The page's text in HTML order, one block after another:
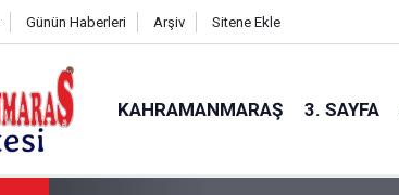
Günün Haberleri Arşiv Sitene Ekle
KAHRAMANMARAŞ 3. SAYFA